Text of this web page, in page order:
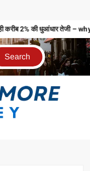
ही करीब 2% की धुआंधार